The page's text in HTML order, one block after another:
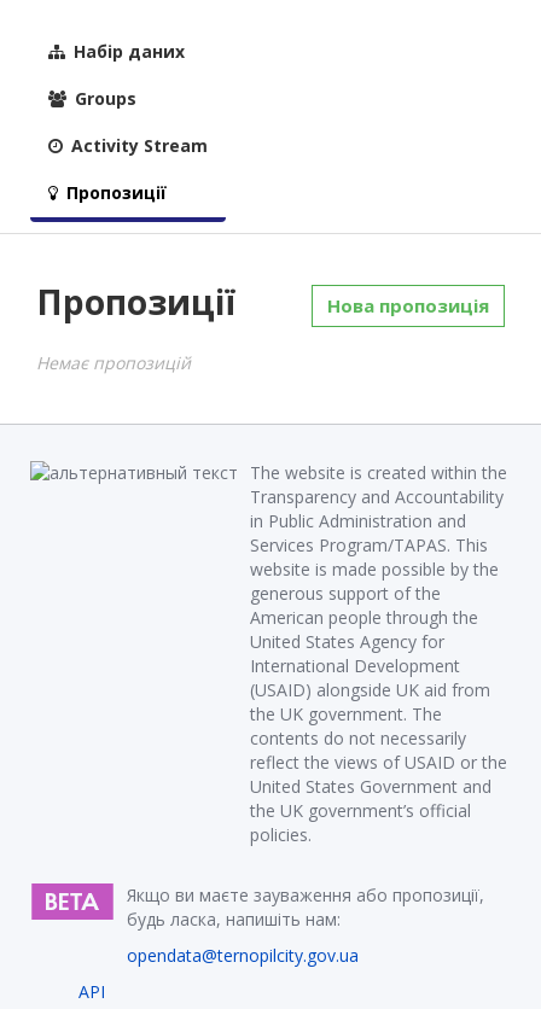
Набір даних
Groups
Activity Stream
Пропозиції
Пропозиції Нова пропозиція
Немає пропозицій
The website is created within the
Transparency and Accountability
in Public Administration and
Services Program/TAPAS. This
website is made possible by the
generous support of the
American people through the
United States Agency for
International Development
(USAID) alongside UK aid from
the UK government. The
contents do not necessarily
reflect the views of USAID or the
United States Government and
the UK government’s official
policies.
Якщо ви маєте зауваження або пропозиції,
будь ласка, напишіть нам:
opendata@ternopilcity.gov.ua
API